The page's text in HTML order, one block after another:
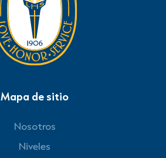
Mapa de sitio
Nosotros
Niveles